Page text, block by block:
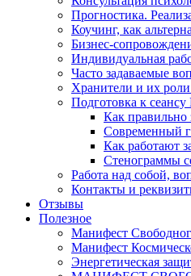
Прогностика.
Коучинг, как
Бизнес-
Индивидуальная
Часто задаваемые
Хранители и их
Подготовка к
Как правильно
Современный
Как работают
Стенограммы
Работа над собой,
Контакты и
Отзывы
Полезное
Манифест
Манифест
Энергетическая